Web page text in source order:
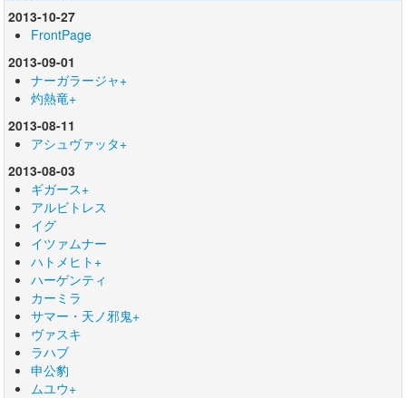
2013-10-27
FrontPage
2013-09-01
ナーガラージャ+
灼熱竜+
2013-08-11
アシュヴァッタ+
2013-08-03
ギガース+
アルビトレス
イグ
イツァムナー
ハトメヒト+
ハーゲンティ
カーミラ
サマー・天ノ邪鬼+
ヴァスキ
ラハブ
申公豹
ムユウ+